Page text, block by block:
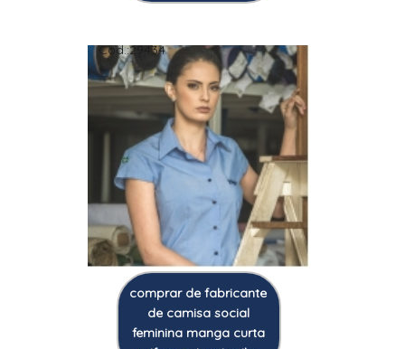
Cod.:29434
comprar de fabricante
de camisa social
feminina manga curta